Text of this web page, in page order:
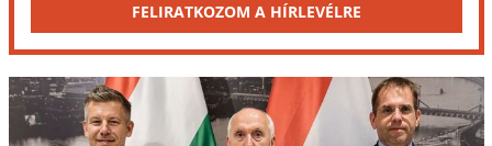
FELIRATKOZOM A HÍRLEVÉLRE